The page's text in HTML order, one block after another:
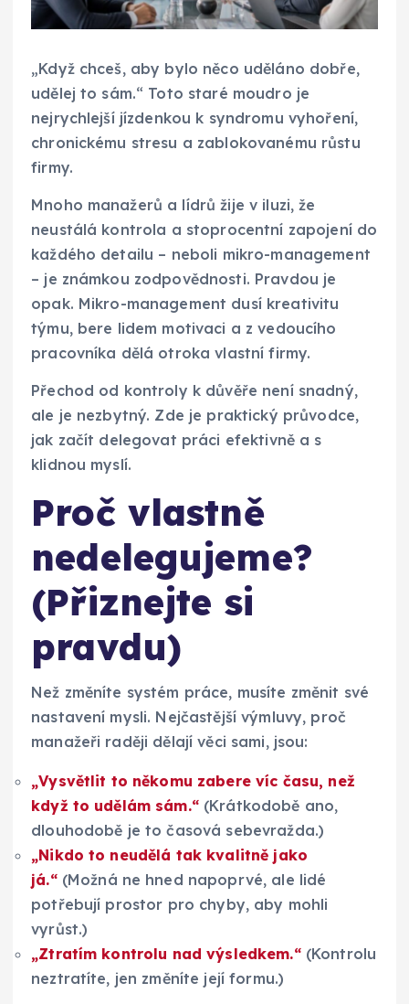
„Když chceš, aby bylo něco uděláno dobře,
udělej to sám.“ Toto staré moudro je
nejrychlejší jízdenkou k syndromu vyhoření,
chronickému stresu a zablokovanému růstu
firmy.
Mnoho manažerů a lídrů žije v iluzi, že
neustálá kontrola a stoprocentní zapojení do
každého detailu – neboli mikro-management
– je známkou zodpovědnosti. Pravdou je
opak. Mikro-management dusí kreativitu
týmu, bere lidem motivaci a z vedoucího
pracovníka dělá otroka vlastní firmy.
Přechod od kontroly k důvěře není snadný,
ale je nezbytný. Zde je praktický průvodce,
jak začít delegovat práci efektivně a s
klidnou myslí.
Proč vlastně
nedelegujeme?
(Přiznejte si
pravdu)
Než změníte systém práce, musíte změnit své
nastavení mysli. Nejčastější výmluvy, proč
manažeři raději dělají věci sami, jsou:
„Vysvětlit to někomu zabere víc času, než
když to udělám sám.“(Krátkodobě ano,
dlouhodobě je to časová sebevražda.)
„Nikdo to neudělá tak kvalitně jako
já.“(Možná ne hned napoprvé, ale lidé
potřebují prostor pro chyby, aby mohli
vyrůst.)
„Ztratím kontrolu nad výsledkem.“(Kontrolu
neztratíte, jen změníte její formu.)